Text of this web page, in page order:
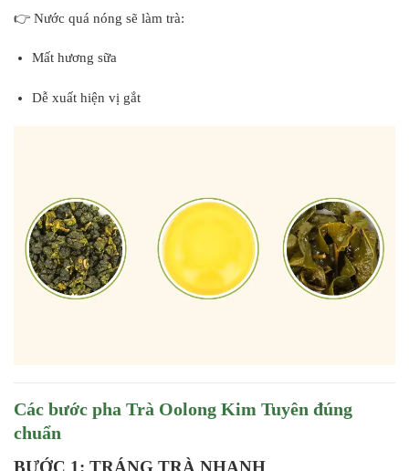
👉 Nước quá nóng sẽ làm trà:
Mất hương sữa
Dễ xuất hiện vị gắt
Các bước pha Trà Oolong Kim Tuyên đúng
chuẩn
BƯỚC 1: TRÁNG TRÀ NHANH